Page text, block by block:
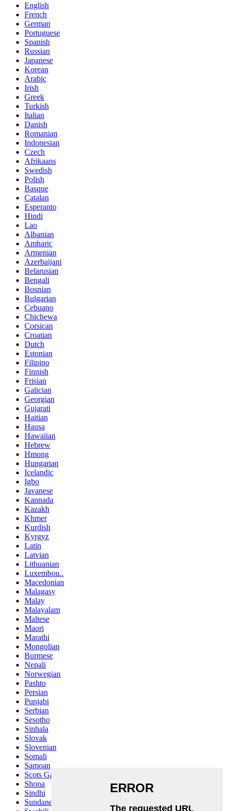
English
French
German
Portuguese
Spanish
Russian
Japanese
Korean
Arabic
Irish
Greek
Turkish
Italian
Danish
Romanian
Indonesian
Czech
Afrikaans
Swedish
Polish
Basque
Catalan
Esperanto
Hindi
Lao
Albanian
Amharic
Armenian
Azerbaijani
Belarusian
Bengali
Bosnian
Bulgarian
Cebuano
Chichewa
Corsican
Croatian
Dutch
Estonian
Filipino
Finnish
Frisian
Galician
Georgian
Gujarati
Haitian
Hausa
Hawaiian
Hebrew
Hmong
Hungarian
Icelandic
Igbo
Javanese
Kannada
Kazakh
Khmer
Kurdish
Kyrgyz
Latin
Latvian
Lithuanian
Luxembou..
Macedonian
Malagasy
Malay
Malayalam
Maltese
Maori
Marathi
Mongolian
Burmese
Nepali
Norwegian
Pashto
Persian
Punjabi
Serbian
Sesotho
Sinhala
Slovak
Slovenian
Somali
Samoan
Scots Gaelic
Shona
Sindhi
Sundanese